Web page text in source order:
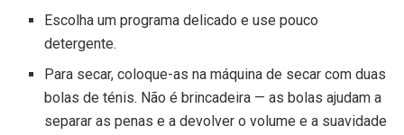
Escolha um programa delicado e use pouco
detergente.
Para secar, coloque-as na máquina de secar com duas
bolas de ténis. Não é brincadeira — as bolas ajudam a
separar as penas e a devolver o volume e a suavidade